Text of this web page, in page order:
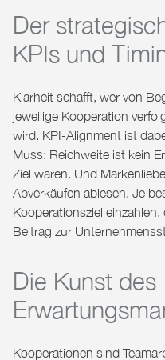
Der
KPIs und
Klarheit schafft, wer von
jeweilige Kooperation
wird. KPI-Alignment ist
Muss: Reichweite ist kein
Ziel waren. Und
Abverkäufen ablesen. Je
Kooperationsziel
Beitrag zur
Die Kunst des
Kooperationen sind